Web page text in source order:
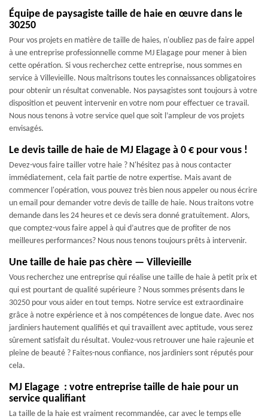
Équipe de paysagiste taille de haie en œuvre dans le
30250
Pour vos projets en matière de taille de haies, n'oubliez pas de faire appel
à une entreprise professionnelle comme MJ Elagage pour mener à bien
cette opération. Si vous recherchez cette entreprise, nous sommes en
service à Villevieille. Nous maîtrisons toutes les connaissances obligatoires
pour obtenir un résultat convenable. Nos paysagistes sont toujours à votre
disposition et peuvent intervenir en votre nom pour effectuer ce travail.
Nous nous tenons à votre service quel que soit l’ampleur de vos projets
envisagés.
Le devis taille de haie de MJ Elagage à 0 € pour vous !
Devez-vous faire tailler votre haie ? N'hésitez pas à nous contacter
immédiatement, cela fait partie de notre expertise. Mais avant de
commencer l'opération, vous pouvez très bien nous appeler ou nous écrire
un email pour demander votre devis de taille de haie. Nous traitons votre
demande dans les 24 heures et ce devis sera donné gratuitement. Alors,
que comptez-vous faire appel à qui d’autres que de profiter de nos
meilleures performances? Nous nous tenons toujours prêts à intervenir.
Une taille de haie pas chère — Villevieille
Vous recherchez une entreprise qui réalise une taille de haie à petit prix et
qui est pourtant de qualité supérieure ? Nous sommes présents dans le
30250 pour vous aider en tout temps. Notre service est extraordinaire
grâce à notre expérience et à nos compétences de longue date. Avec nos
jardiniers hautement qualifiés et qui travaillent avec aptitude, vous serez
sûrement satisfait du résultat. Voulez-vous retrouver une haie rajeunie et
pleine de beauté ? Faites-nous confiance, nos jardiniers sont réputés pour
cela.
MJ Elagage : votre entreprise taille de haie pour un
service qualifiant
La taille de la haie est vraiment recommandée, car avec le temps elle